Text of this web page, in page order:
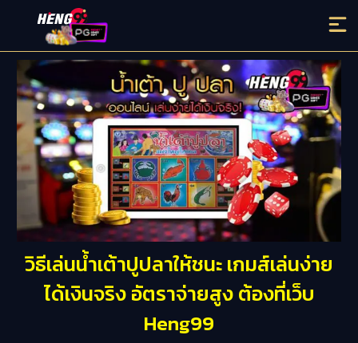
วิธีเล่นน้ำเต้าปูปลาให้ชนะ เกมส์เล่นง่าย
ได้เงินจริง อัตราจ่ายสูง ต้องที่เว็บ
Heng99